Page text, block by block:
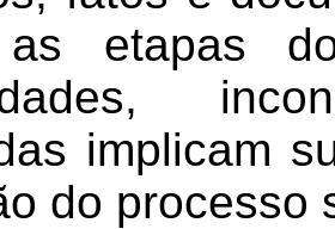
as etapas
implicam
do processo